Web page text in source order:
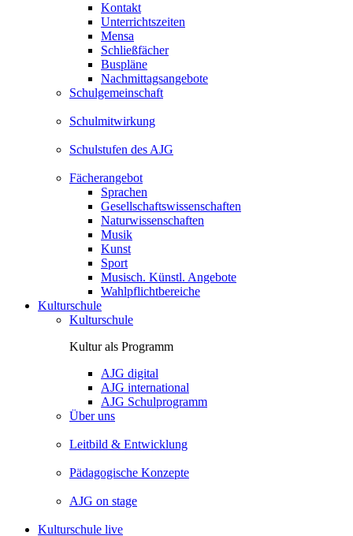
Kontakt
Unterrichtszeiten
Mensa
Schließfächer
Buspläne
Nachmittagsangebote
Schulgemeinschaft
Schulmitwirkung
Schulstufen des AJG
Fächerangebot
Sprachen
Gesellschaftswissenschaften
Naturwissenschaften
Musik
Kunst
Sport
Musisch. Künstl. Angebote
Wahlpflichtbereiche
Kulturschule
Kulturschule
Kultur als Programm
AJG digital
AJG international
AJG Schulprogramm
Über uns
Leitbild & Entwicklung
Pädagogische Konzepte
AJG on stage
Kulturschule live